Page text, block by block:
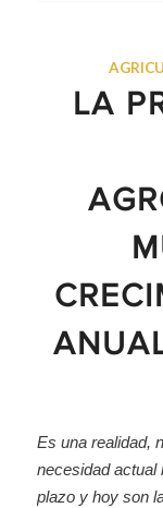
LA
Es una realidad,
necesidad actual
plazo y hoy son